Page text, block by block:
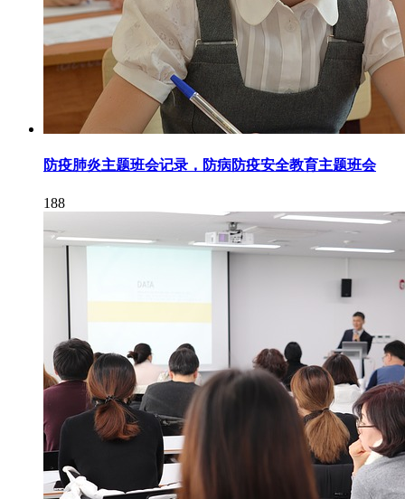
防疫肺炎主题班会记录，防病防疫安全教育主题班会
188